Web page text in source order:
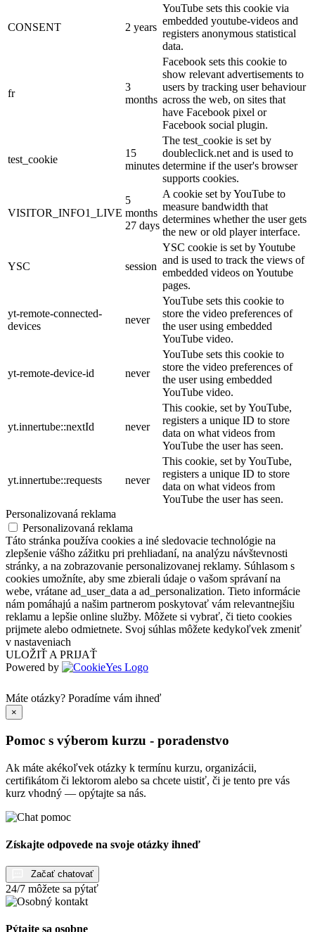
CONSENT 2 years
YouTube sets this cookie via
embedded youtube-videos and
registers anonymous statistical
data.
fr
3
months
Facebook sets this cookie to
show relevant advertisements to
users by tracking user behaviour
across the web, on sites that
have Facebook pixel or
Facebook social plugin.
test_cookie
15
minutes
The test_cookie is set by
doubleclick.net and is used to
determine if the user's browser
supports cookies.
VISITOR_INFO1_LIVE
5
months
27 days
A cookie set by YouTube to
measure bandwidth that
determines whether the user gets
the new or old player interface.
YSC session
YSC cookie is set by Youtube
and is used to track the views of
embedded videos on Youtube
pages.
yt-remote-connected-
devices
never
YouTube sets this cookie to
store the video preferences of
the user using embedded
YouTube video.
yt-remote-device-id never
YouTube sets this cookie to
store the video preferences of
the user using embedded
YouTube video.
yt.innertube::nextId never
This cookie, set by YouTube,
registers a unique ID to store
data on what videos from
YouTube the user has seen.
yt.innertube::requests never
This cookie, set by YouTube,
registers a unique ID to store
data on what videos from
YouTube the user has seen.
Personalizovaná reklama
Personalizovaná reklama
Táto stránka používa cookies a iné sledovacie technológie na
zlepšenie vášho zážitku pri prehliadaní, na analýzu návštevnosti
stránky, a na zobrazovanie personalizovanej reklamy. Súhlasom s
cookies umožníte, aby sme zbierali údaje o vašom správaní na
webe, vrátane ad_user_data a ad_personalization. Tieto informácie
nám pomáhajú a našim partnerom poskytovať vám relevantnejšiu
reklamu a lepšie online služby. Môžete si vybrať, či tieto cookies
prijmete alebo odmietnete. Svoj súhlas môžete kedykoľvek zmeniť
v nastaveniach
ULOŽIŤ A PRIJAŤ
Powered by
Máte otázky? Poradíme vám ihneď
×
Pomoc s výberom kurzu - poradenstvo
Ak máte akékoľvek otázky k termínu kurzu, organizácii,
certifikátom či lektorom alebo sa chcete uistiť, či je tento pre vás
kurz vhodný — opýtajte sa nás.
Získajte odpovede na svoje otázky ihneď
Začať chatovať
24/7 môžete sa pýtať
Pýtajte sa osobne